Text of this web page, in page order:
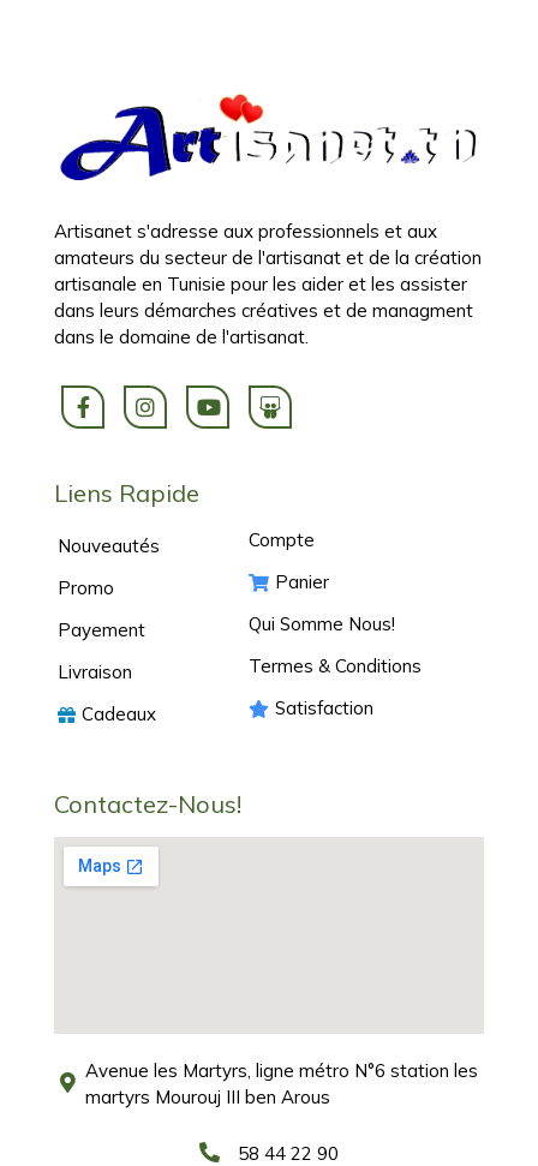
Artisanet s'adresse aux professionnels et aux
amateurs du secteur de l'artisanat et de la création
artisanale en Tunisie pour les aider et les assister
dans leurs démarches créatives et de managment
dans le domaine de l'artisanat.
Liens Rapide
Nouveautés
Promo
Payement
Livraison
Cadeaux
Compte
Panier
Qui Somme Nous!
Termes & Conditions
Satisfaction
Contactez-Nous!
Avenue les Martyrs, ligne métro N°6 station les
martyrs Mourouj III ben Arous
58 44 22 90